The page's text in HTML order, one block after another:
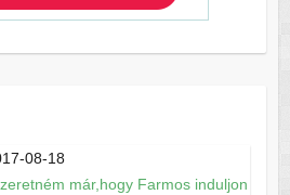
08-18
már,hogy Farmos induljon